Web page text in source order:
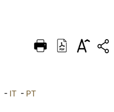
DEUTSCH
- IT- PT